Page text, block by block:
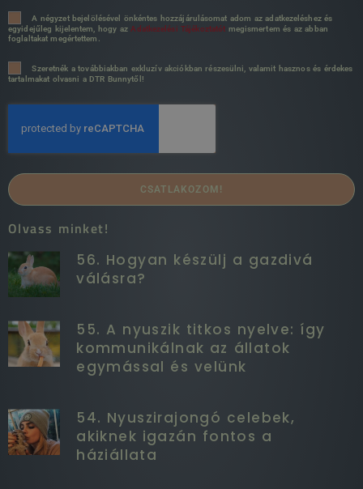
A négyzet bejelölésével önkéntes hozzájárulásomat adom az adatkezeléshez és
egyidejűleg kijelentem, hogy az Adatkezelési Tájékoztatót megismertem és az abban
foglaltakat megértettem.
Szeretnék a továbbiakban exkluzív akciókban részesülni, valamit hasznos és érdekes
tartalmakat olvasni a DTR Bunnytől!
CSATLAKOZOM!
Olvass minket!
56. Hogyan készülj a gazdivá
válásra?
55. A nyuszik titkos nyelve: így
kommunikálnak az állatok
egymással és velünk
54. Nyuszirajongó celebek,
akiknek igazán fontos a
háziállata